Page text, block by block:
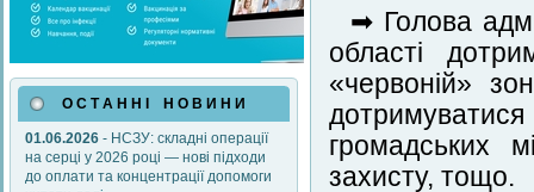
О С Т А Н Н І Н О В И Н И
01.06.2026 - НСЗУ: складні операції
на серці у 2026 році — нові підходи
до оплати та концентрації допомоги
➡ Голова
області
«червоній»
громадських
захисту, тощо.